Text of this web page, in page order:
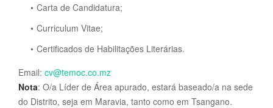
Carta de Candidatura;
Curriculum Vitae;
Certificados de Habilitações Literárias.
Email: cv@temoc.co.mz
Nota: O/a Líder de Área apurado, estará baseado/a na sede
do Distrito, seja em Maravia, tanto como em Tsangano.